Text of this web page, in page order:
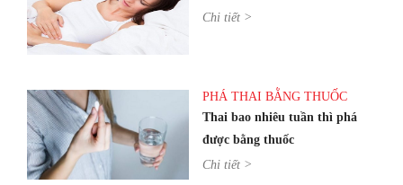
Chi tiết >
PHÁ THAI BẰNG THUỐC
Thai bao nhiêu tuần thì phá
được bằng thuốc
Chi tiết >